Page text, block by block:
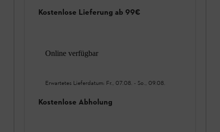
Kostenlose Lieferung ab 99€
Online verfügbar
Erwartetes Lieferdatum: Fr., 07.08. - So., 09.08.
Kostenlose Abholung